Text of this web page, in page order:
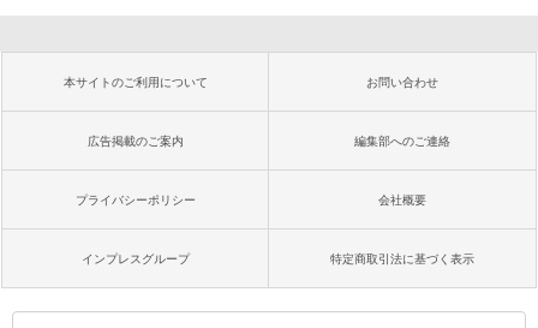
本サイトのご利用について お問い合わせ
広告掲載のご案内 編集部へのご連絡
プライバシーポリシー 会社概要
インプレスグループ 特定商取引法に基づく表示